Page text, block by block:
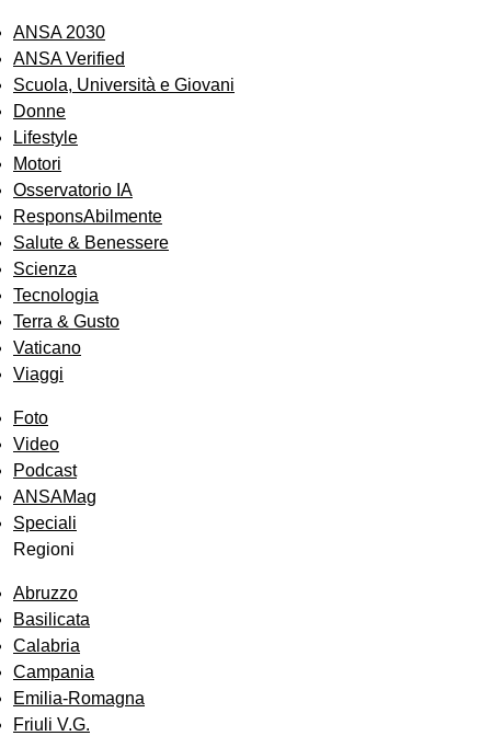
ANSA 2030
ANSA Verified
Scuola, Università e Giovani
Donne
Lifestyle
Motori
Osservatorio IA
ResponsAbilmente
Salute & Benessere
Scienza
Tecnologia
Terra & Gusto
Vaticano
Viaggi
Foto
Video
Podcast
ANSAMag
Speciali
Regioni
Abruzzo
Basilicata
Calabria
Campania
Emilia-Romagna
Friuli V.G.